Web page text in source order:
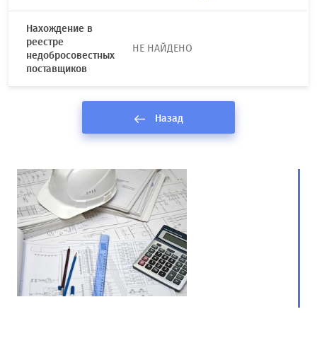
Нахождение в
реестре
недобросовестных
поставщиков
НЕ НАЙДЕНО
Назад